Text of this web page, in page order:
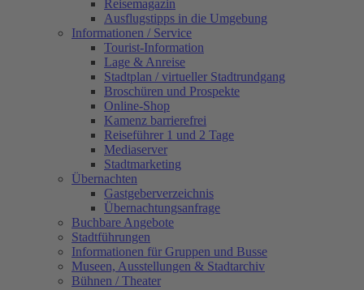
Reisemagazin
Ausflugstipps in die Umgebung
Informationen / Service
Tourist-Information
Lage & Anreise
Stadtplan / virtueller Stadtrundgang
Broschüren und Prospekte
Online-Shop
Kamenz barrierefrei
Reiseführer 1 und 2 Tage
Mediaserver
Stadtmarketing
Übernachten
Gastgeberverzeichnis
Übernachtungsanfrage
Buchbare Angebote
Stadtführungen
Informationen für Gruppen und Busse
Museen, Ausstellungen & Stadtarchiv
Bühnen / Theater